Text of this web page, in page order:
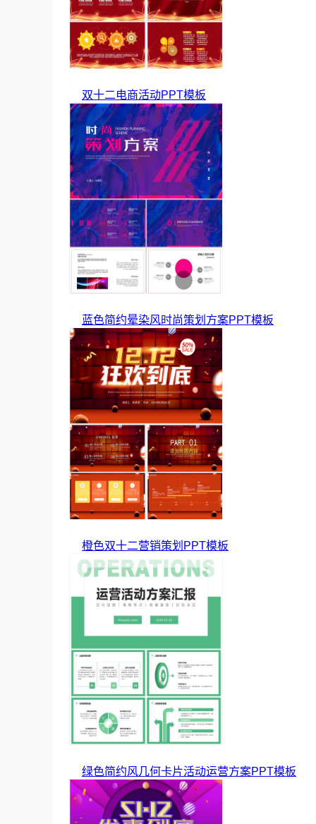
双十二电商活动PPT模板
蓝色简约晕染风时尚策划方案PPT模板
橙色双十二营销策划PPT模板
绿色简约风几何卡片活动运营方案PPT模板